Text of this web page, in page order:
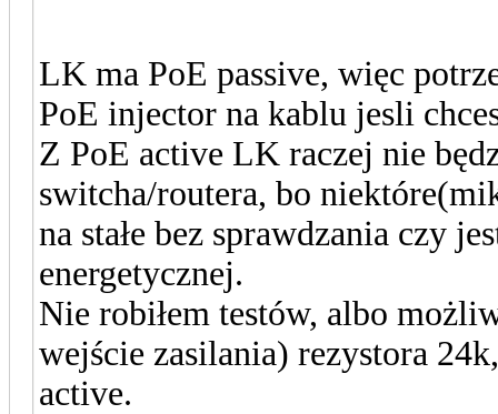
LK ma PoE passive, więc
PoE injector na kablu jesli
Z PoE active LK raczej nie
switcha/routera, bo
na stałe bez sprawdzania czy
energetycznej.
Nie robiłem testów, albo
wejście zasilania) rezystora
active.